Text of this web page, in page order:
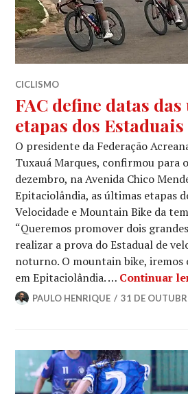
CICLISMO
FAC define datas
etapas dos Estaduais
O presidente da Federação
Tuxauá Marques, confirmou para
dezembro, na Avenida Chico
Epitaciolândia, as últimas etapas
Velocidade e Mountain Bike da
“Queremos promover dois
realizar a prova do Estadual de
noturno. O mountain bike, iremos
em Epitaciolândia. … Continuar
PAULO HENRIQUE 31 DE